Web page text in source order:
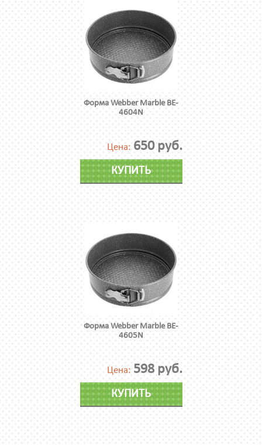
Форма Webber Marble BE-
4604N
Цена: 650 руб.
КУПИТЬ
Форма Webber Marble BE-
4605N
Цена: 598 руб.
КУПИТЬ